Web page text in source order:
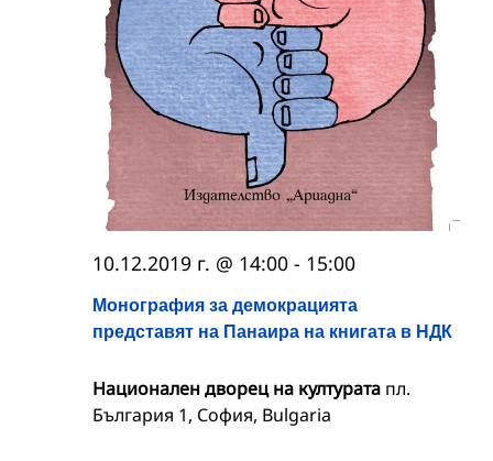
Монография за демокрацията
представят на Панаира на книгата в НДК
10.12.2019 г. @ 14:00 - 15:00
Национален дворец на културата пл.
България 1, София, Bulgaria